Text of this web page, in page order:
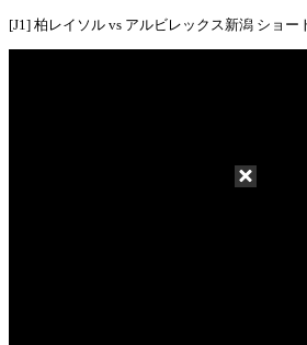
[J1] 柏レイソル vs アルビレックス新潟 ショー